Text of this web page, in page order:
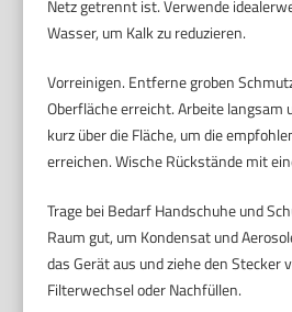
Netz getrennt ist. Verwende
Wasser, um Kalk zu reduzieren.
Vorreinigen. Entferne groben
Oberfläche erreicht. Arbeite langsam
kurz über die Fläche, um die
erreichen. Wische Rückstände mit
Trage bei Bedarf Handschuhe und
Raum gut, um Kondensat und
das Gerät aus und ziehe den Stecker
Filterwechsel oder Nachfüllen.